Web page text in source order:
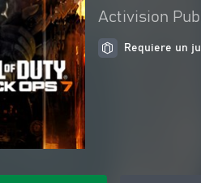
Activision
Requiere un